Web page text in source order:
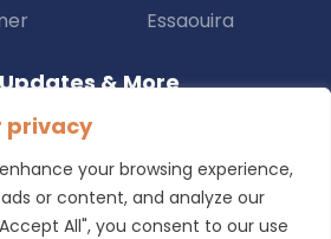
privacy
your browsing experience,
or content, and analyze our
All", you consent to our use
Essaouira
& More
newsletter and stay up to date
Subscribe